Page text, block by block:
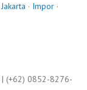
· Impor ·
(+62) 0852-8276-